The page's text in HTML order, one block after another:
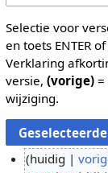
Selectie voor
en toets ENTER
Verklaring
versie, (vorige)=
wijziging.
huidig